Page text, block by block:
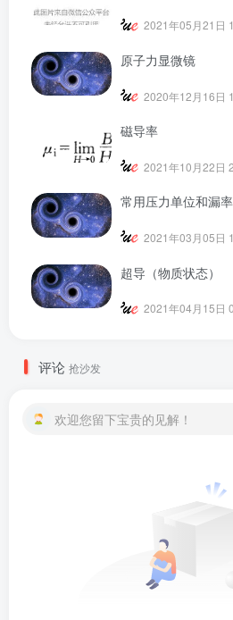
2021年05月21日
原子力显微镜
2020年12月16日
磁导率
2021年10月22日
常用压力单位和漏
2021年03月05日
超导（物质状态）
2021年04月15日
评论 抢沙发
欢迎您留下宝贵的见解！